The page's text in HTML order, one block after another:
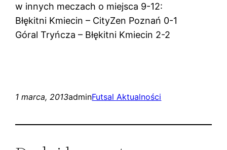
w innych meczach o miejsca 9-12:
Błękitni Kmiecin – CityZen Poznań 0-1
Góral Tryńcza – Błękitni Kmiecin 2-2
1 marca, 2013adminFutsal Aktualności